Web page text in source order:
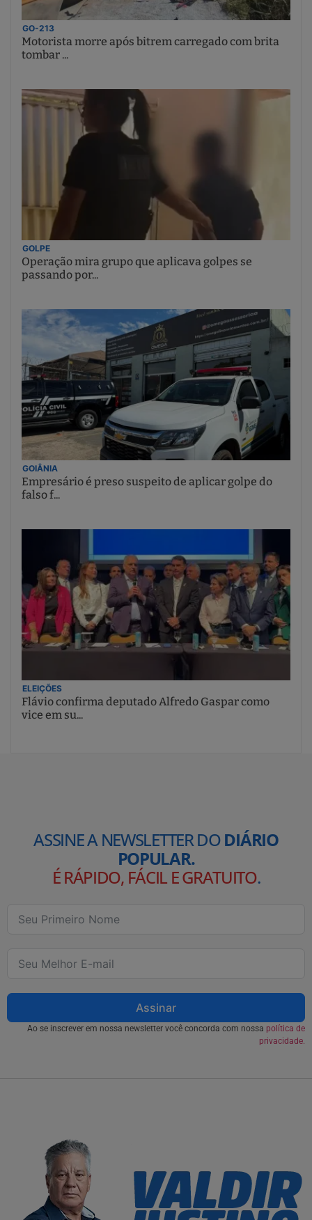
GO-213
Motorista morre após bitrem carregado com brita
tombar ...
GOLPE
Operação mira grupo que aplicava golpes se
passando por...
GOIÂNIA
Empresário é preso suspeito de aplicar golpe do
falso f...
ELEIÇÕES
Flávio confirma deputado Alfredo Gaspar como
vice em su...
ASSINE A NEWSLETTER DODIÁRIO
POPULAR.
É RÁPIDO, FÁCIL E GRATUITO.
Assinar
Ao se inscrever em nossa newsletter você concorda com nossa política de
privacidade.